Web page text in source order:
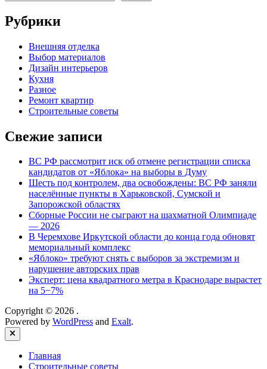
Рубрики
Внешняя отделка
Выбор материалов
Дизайн интерьеров
Кухня
Разное
Ремонт квартир
Строительные советы
Свежие записи
ВС РФ рассмотрит иск об отмене регистрации списка
кандидатов от «Яблока» на выборы в Думу
Шесть под контролем, два освобождены: ВС РФ заняли
населённые пункты в Харьковской, Сумской и
Запорожской областях
Сборные России не сыграют на шахматной Олимпиаде
— 2026
В Черемхове Иркутской области до конца года обновят
мемориальный комплекс
«Яблоко» требуют снять с выборов за экстремизм и
нарушение авторских прав
Эксперт: цена квадратного метра в Краснодаре вырастет
на 5−7%
Copyright © 2026 .
Powered by WordPress and Exalt.
Close
Главная
Строительные советы